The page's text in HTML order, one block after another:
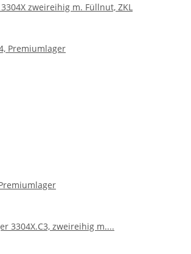
zweireihig m. Füllnut, ZKL